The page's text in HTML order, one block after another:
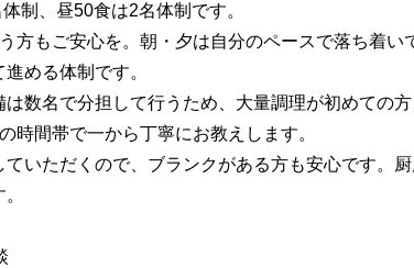
制、昼50食は2名体制です。
方もご安心を。朝・夕は自分のペースで落ち着い
める体制です。
数名で分担して行うため、大量調理が初めての
時間帯で一から丁寧にお教えします。
いただくので、ブランクがある方も安心です。